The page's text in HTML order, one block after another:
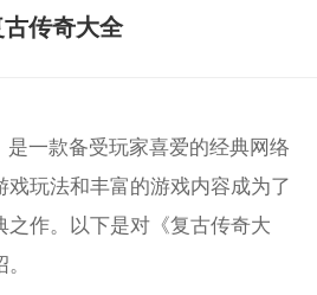
古传奇大全
是一款备受玩家喜爱的经典网络
戏玩法和丰富的游戏内容成为了
之作。以下是对《复古传奇大